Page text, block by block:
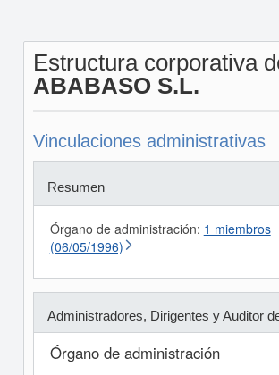
Estructura corporativa
ABABASO S.L.
Vinculaciones administrativas
Resumen
Órgano de administración: 1 miembros
(06/05/1996)
Administradores, Dirigentes y Auditor
Órgano de administración